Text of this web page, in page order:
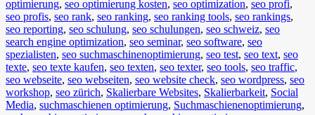
optimierung, seo optimierung kosten, seo optimization, seo profi,
seo profis, seo rank, seo ranking, seo ranking tools, seo rankings,
seo reporting, seo schulung, seo schulungen, seo schweiz, seo
search engine optimization, seo seminar, seo software, seo
spezialisten, seo suchmaschinenoptimierung, seo test, seo text, seo
texte, seo texte kaufen, seo texten, seo texter, seo tools, seo traffic,
seo webseite, seo webseiten, seo website check, seo wordpress, seo
workshop, seo zürich, Skalierbare Websites, Skalierbarkeit, Social
Media, suchmaschienen optimierung, Suchmaschienenoptimierung,